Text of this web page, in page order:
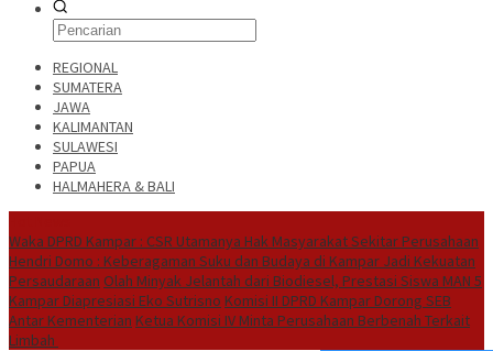
REGIONAL
SUMATERA
JAWA
KALIMANTAN
SULAWESI
PAPUA
HALMAHERA & BALI
Waka DPRD Kampar : CSR Utamanya Hak Masyarakat Sekitar Perusahaan
Hendri Domo : Keberagaman Suku dan Budaya di Kampar Jadi Kekuatan
Persaudaraan Olah Minyak Jelantah dari Biodiesel, Prestasi Siswa MAN 5
Kampar Diapresiasi Eko Sutrisno Komisi II DPRD Kampar Dorong SEB
Antar Kementerian Ketua Komisi IV Minta Perusahaan Berbenah Terkait
Limbah